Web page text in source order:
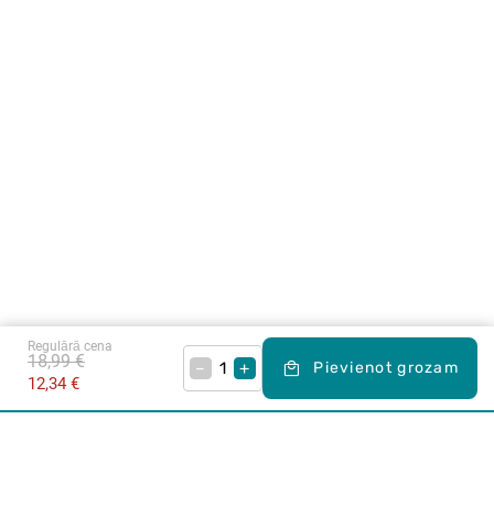
Regulārā cena
12,34 €
18,99 € – + Pievienot grozam